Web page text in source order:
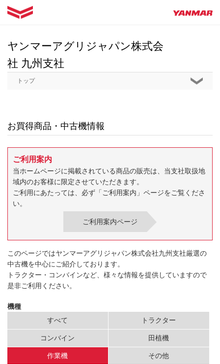
ヤンマーアグリジャパン株式会
社 九州支社
トップ
お買得商品・中古機情報
ご利用案内
当ホームページに掲載されている商品の販売は、当支社取扱地
域内のお客様に限定させていただきます。
ご利用にあたっては、必ず「ご利用案内」ページをご覧くださ
い。
ご利用案内ページ
このページではヤンマーアグリジャパン株式会社九州支社厳選の
中古機を中心にご紹介しております。
トラクター・コンバインなど、様々な情報を提供していますので
是非ご利用ください。
機種
すべて
トラクター
コンバイン 田植機
作業機 その他